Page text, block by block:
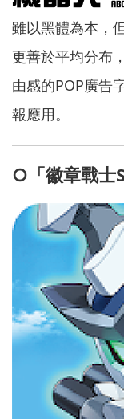
雖以黑體為本，
更善於平均分布
由感的POP廣告
報應用。
○「徽章戰士